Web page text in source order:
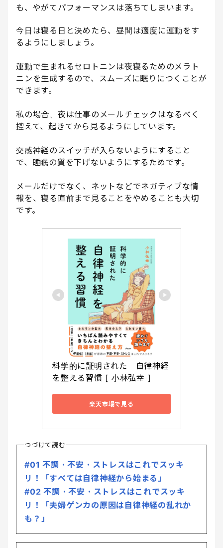
も、やがてパフォーマンスは落ちてしまいます。
今日は寝る日と決めたら、昼間は適度に運動をす
るようにしましょう。
運動で生まれるセロトニンは夜寝るためのメラト
ニンを生成するので、スムーズに眠りにつくことが
できます。
私の場合、夜は仕事のメールチェックはなるべく
控えて、起きてから見るようにしています。
交感神経のスイッチが入らないようにすること
で、睡眠の質を下げないようにするためです。
メールだけでなく、ネットなどでネガティブな情
報を、寝る直前まで見ることをやめることも大切
です。
科学的に証明された　自律神経
を整える習慣 [ 小林弘幸 ]
楽天市場で見る
つづけて読む
#01 不調・不安・ストレスはこれでスッキ
リ！「すべては自律神経から始まる」
#02 不調・不安・ストレスはこれでスッキ
リ！「夫婦ゲンカの原因は自律神経の乱れか
も？」